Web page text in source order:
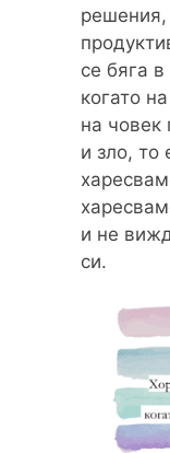
се бяга
когато
на човек
и зло, то
и не
си.